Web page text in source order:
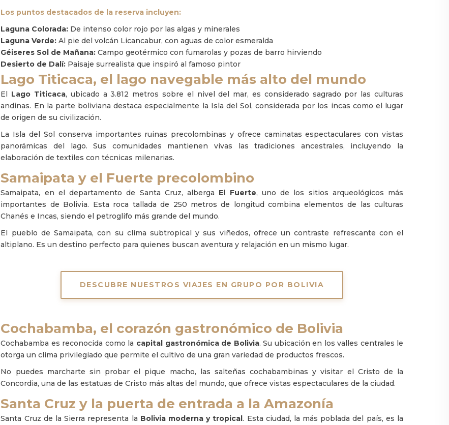
Los puntos destacados de la reserva incluyen:
Laguna Colorada: De intenso color rojo por las algas y minerales
Laguna Verde: Al pie del volcán Licancabur, con aguas de color esmeralda
Géiseres Sol de Mañana: Campo geotérmico con fumarolas y pozas de barro hirviendo
Desierto de Dalí: Paisaje surrealista que inspiró al famoso pintor
Lago Titicaca, el lago navegable más alto del mundo
El Lago Titicaca, ubicado a 3.812 metros sobre el nivel del mar, es considerado sagrado por las culturas
andinas. En la parte boliviana destaca especialmente la Isla del Sol, considerada por los incas como el lugar
de origen de su civilización.
La Isla del Sol conserva importantes ruinas precolombinas y ofrece caminatas espectaculares con vistas
panorámicas del lago. Sus comunidades mantienen vivas las tradiciones ancestrales, incluyendo la
elaboración de textiles con técnicas milenarias.
Samaipata y el Fuerte precolombino
Samaipata, en el departamento de Santa Cruz, alberga El Fuerte, uno de los sitios arqueológicos más
importantes de Bolivia. Esta roca tallada de 250 metros de longitud combina elementos de las culturas
Chanés e Incas, siendo el petroglifo más grande del mundo.
El pueblo de Samaipata, con su clima subtropical y sus viñedos, ofrece un contraste refrescante con el
altiplano. Es un destino perfecto para quienes buscan aventura y relajación en un mismo lugar.
DESCUBRE NUESTROS VIAJES EN GRUPO POR BOLIVIA
Cochabamba, el corazón gastronómico de Bolivia
Cochabamba es reconocida como la capital gastronómica de Bolivia. Su ubicación en los valles centrales le
otorga un clima privilegiado que permite el cultivo de una gran variedad de productos frescos.
No puedes marcharte sin probar el pique macho, las salteñas cochabambinas y visitar el Cristo de la
Concordia, una de las estatuas de Cristo más altas del mundo, que ofrece vistas espectaculares de la ciudad.
Santa Cruz y la puerta de entrada a la Amazonía
Santa Cruz de la Sierra representa la Bolivia moderna y tropical. Esta ciudad, la más poblada del país, es la